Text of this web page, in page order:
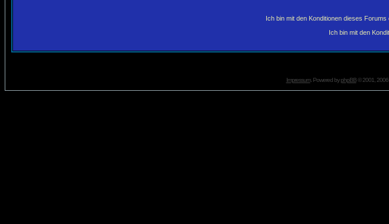
Ich bin mit den Konditionen dieses
Ich bin mit den
Impressum. Powered byphpBB© 2001, 2006